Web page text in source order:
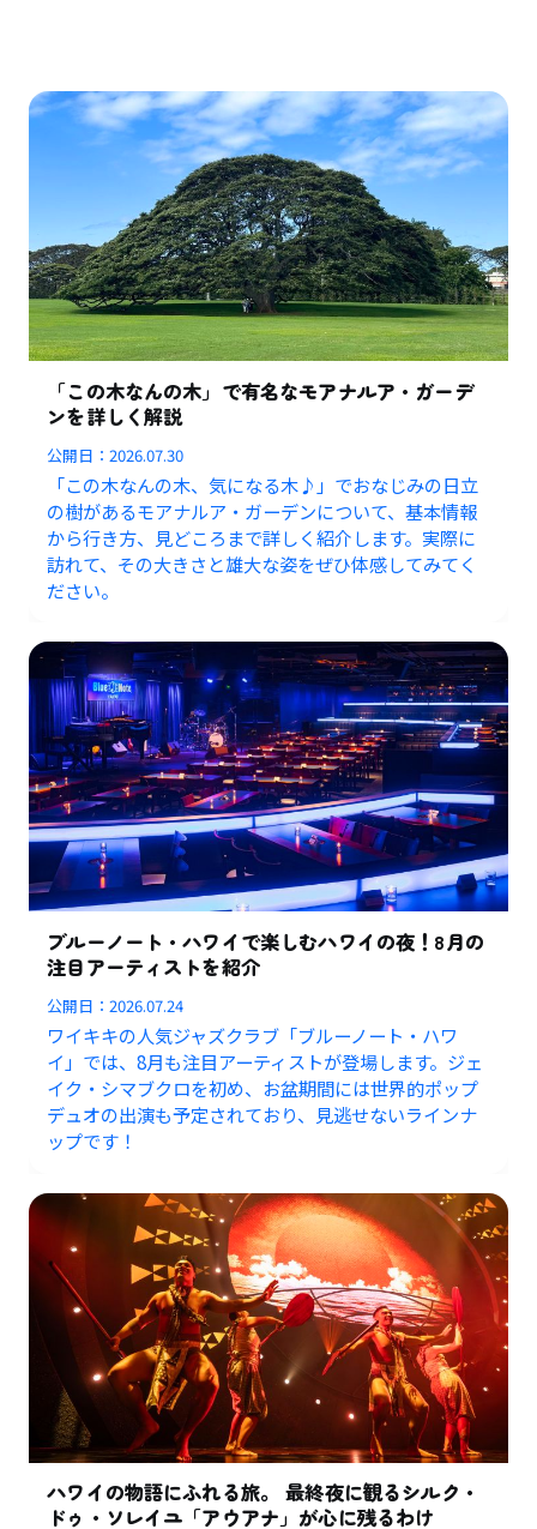
「この木なんの木」で有名なモアナルア・ガーデ
ンを詳しく解説
公開日：2026.07.30
「この木なんの木、気になる木♪」でおなじみの日立
の樹があるモアナルア・ガーデンについて、基本情報
から行き方、見どころまで詳しく紹介します。実際に
訪れて、その大きさと雄大な姿をぜひ体感してみてく
ださい。
ブルーノート・ハワイで楽しむハワイの夜！8月の
注目アーティストを紹介
公開日：2026.07.24
ワイキキの人気ジャズクラブ「ブルーノート・ハワ
イ」では、8月も注目アーティストが登場します。ジェ
イク・シマブクロを初め、お盆期間には世界的ポップ
デュオの出演も予定されており、見逃せないラインナ
ップです！
ハワイの物語にふれる旅。 最終夜に観るシルク・
ドゥ・ソレイユ「アウアナ」が心に残るわけ